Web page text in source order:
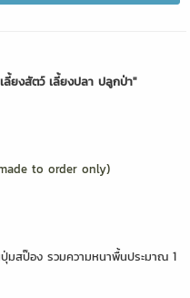
ลี้ยงสัตว์ เลี้ยงปลา ปลูกป่า"
to order only)
มสป๊อง รวมความหนาพื้นประมาณ 1